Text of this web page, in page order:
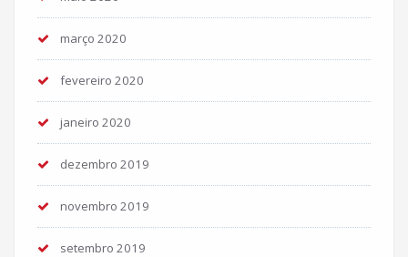
março 2020
fevereiro 2020
janeiro 2020
dezembro 2019
novembro 2019
setembro 2019